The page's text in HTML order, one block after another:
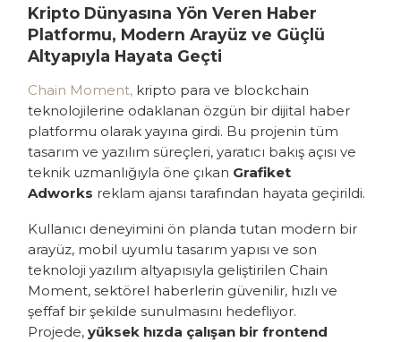
Kripto Dünyasına Yön Veren Haber
Platformu, Modern Arayüz ve Güçlü
Altyapıyla Hayata Geçti
Chain Moment, kripto para ve blockchain
teknolojilerine odaklanan özgün bir dijital haber
platformu olarak yayına girdi. Bu projenin tüm
tasarım ve yazılım süreçleri, yaratıcı bakış açısı ve
teknik uzmanlığıyla öne çıkan Grafiket
Adworks reklam ajansı tarafından hayata geçirildi.
Kullanıcı deneyimini ön planda tutan modern bir
arayüz, mobil uyumlu tasarım yapısı ve son
teknoloji yazılım altyapısıyla geliştirilen Chain
Moment, sektörel haberlerin güvenilir, hızlı ve
şeffaf bir şekilde sunulmasını hedefliyor.
Projede,yüksek hızda çalışan bir frontend